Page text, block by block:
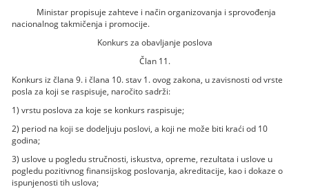
Ministar propisuje zahteve i način organizovanja i sprovođenja
nacionalnog takmičenja i promocije.
Konkurs za obavljanje poslova
Član 11.
Konkurs iz člana 9. i člana 10. stav 1. ovog zakona, u zavisnosti od vrste
posla za koji se raspisuje, naročito sadrži:
1) vrstu poslova za koje se konkurs raspisuje;
2) period na koji se dodeljuju poslovi, a koji ne može biti kraći od 10
godina;
3) uslove u pogledu stručnosti, iskustva, opreme, rezultata i uslove u
pogledu pozitivnog finansijskog poslovanja, akreditacije, kao i dokaze o
ispunjenosti tih uslova;